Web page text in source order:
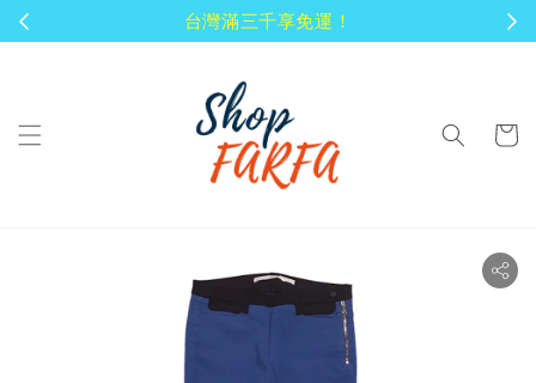
顧客享有商品到貨七天鑑賞期！